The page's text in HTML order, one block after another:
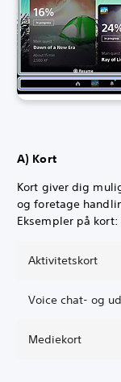
A) Kort
Kort giver dig
og foretage
Eksempler på kort:
Aktivitetskort
Voice chat- og
Mediekort